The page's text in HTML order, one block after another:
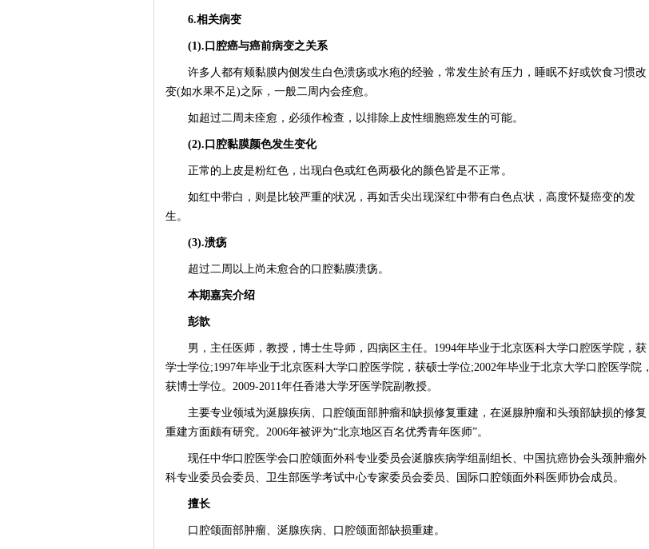
6.相关病变
(1).口腔癌与癌前病变之关系
许多人都有颊黏膜内侧发生白色溃疡或水疱的经验，常发生於有压力，睡眠不好或饮食习惯改
变(如水果不足)之际，一般二周内会痊愈。
如超过二周未痊愈，必须作检查，以排除上皮性细胞癌发生的可能。
(2).口腔黏膜颜色发生变化
正常的上皮是粉红色，出现白色或红色两极化的颜色皆是不正常。
如红中带白，则是比较严重的状况，再如舌尖出现深红中带有白色点状，高度怀疑癌变的发
生。
(3).溃疡
超过二周以上尚未愈合的口腔黏膜溃疡。
本期嘉宾介绍
彭歆
男，主任医师，教授，博士生导师，四病区主任。1994年毕业于北京医科大学口腔医学院，获
学士学位;1997年毕业于北京医科大学口腔医学院，获硕士学位;2002年毕业于北京大学口腔医学院，
获博士学位。2009-2011年任香港大学牙医学院副教授。
主要专业领域为涎腺疾病、口腔颌面部肿瘤和缺损修复重建，在涎腺肿瘤和头颈部缺损的修复
重建方面颇有研究。2006年被评为“北京地区百名优秀青年医师”。
现任中华口腔医学会口腔颌面外科专业委员会涎腺疾病学组副组长、中国抗癌协会头颈肿瘤外
科专业委员会委员、卫生部医学考试中心专家委员会委员、国际口腔颌面外科医师协会成员。
擅长
口腔颌面部肿瘤、涎腺疾病、口腔颌面部缺损重建。